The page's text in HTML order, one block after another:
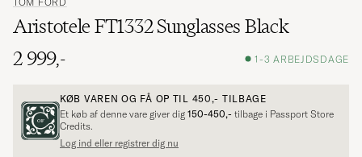
Aristotele FT1332 Sunglasses Black
2 999,-
1-3 ARBEJDSDAGE
KØB VAREN OG FÅ OP TIL 450,- TILBAGE
Et køb af denne vare giver dig 150-450,- tilbage i Passport Store
Credits.
Log ind eller registrer dig nu